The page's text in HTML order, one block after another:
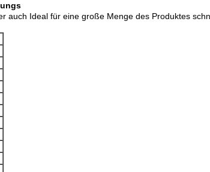
auch Ideal für eine große Menge des Produktes